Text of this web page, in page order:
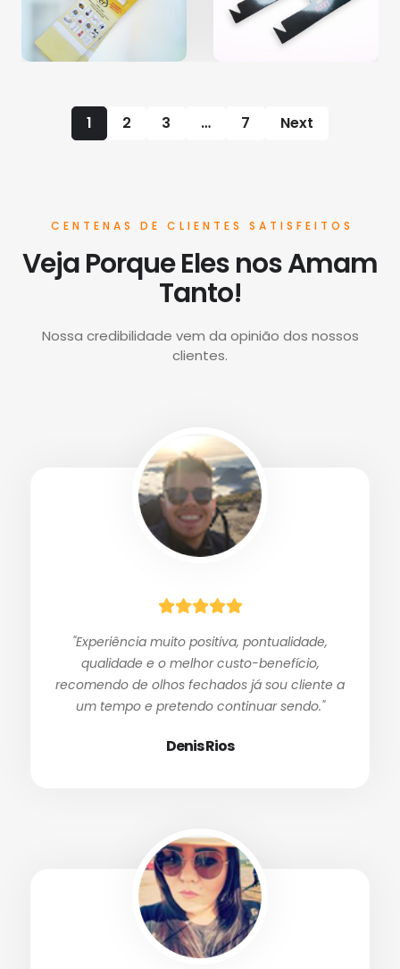
1 2 3 … 7 Next
CENTENAS DE CLIENTES SATISFEITOS
Veja Porque Eles nos Amam
Tanto!
Nossa credibilidade vem da opinião dos nossos
clientes.
"Experiência muito positiva, pontualidade,
qualidade e o melhor custo-benefício,
recomendo de olhos fechados já sou cliente a
um tempo e pretendo continuar sendo."
Denis Rios